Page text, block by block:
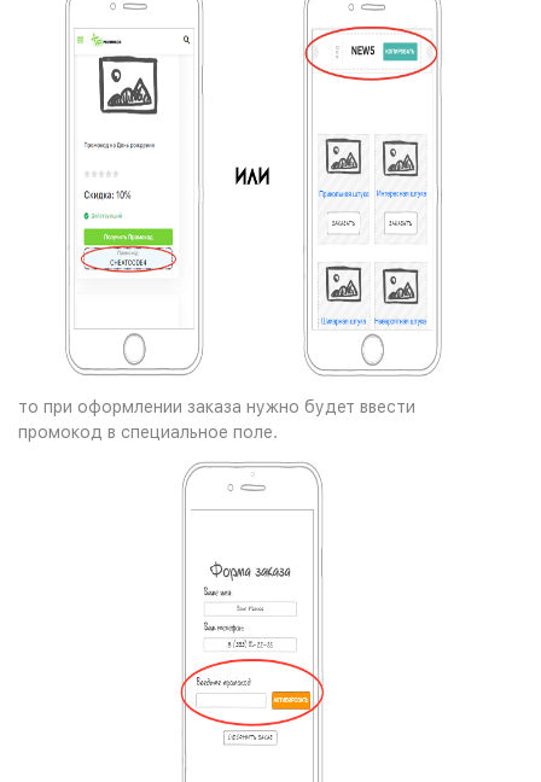
то при оформлении заказа нужно будет ввести
промокод в специальное поле.